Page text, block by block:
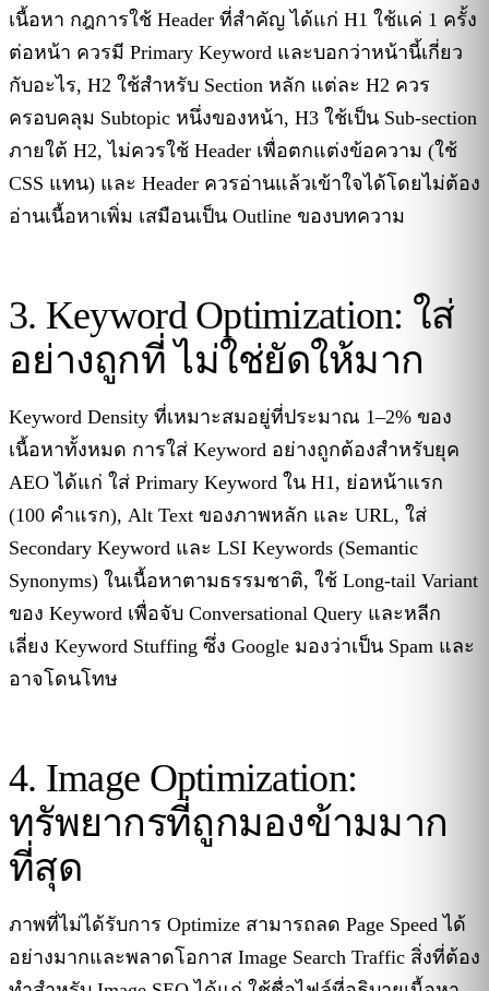
เนื้อหา กฎการใช้ Header ที่สำคัญ ได้แก่ H1 ใช้แค่ 1 ครั้ง
ต่อหน้า ควรมี Primary Keyword และบอกว่าหน้านี้เกี่ยว
กับอะไร, H2 ใช้สำหรับ Section หลัก แต่ละ H2 ควร
ครอบคลุม Subtopic หนึ่งของหน้า, H3 ใช้เป็น Sub-section
ภายใต้ H2, ไม่ควรใช้ Header เพื่อตกแต่งข้อความ (ใช้
CSS แทน) และ Header ควรอ่านแล้วเข้าใจได้โดยไม่ต้อง
อ่านเนื้อหาเพิ่ม เสมือนเป็น Outline ของบทความ
3. Keyword Optimization: ใส่
อย่างถูกที่ ไม่ใช่ยัดให้มาก
Keyword Density ที่เหมาะสมอยู่ที่ประมาณ 1–2% ของ
เนื้อหาทั้งหมด การใส่ Keyword อย่างถูกต้องสำหรับยุค
AEO ได้แก่ ใส่ Primary Keyword ใน H1, ย่อหน้าแรก
(100 คำแรก), Alt Text ของภาพหลัก และ URL, ใส่
Secondary Keyword และ LSI Keywords (Semantic
Synonyms) ในเนื้อหาตามธรรมชาติ, ใช้ Long-tail Variant
ของ Keyword เพื่อจับ Conversational Query และหลีก
เลี่ยง Keyword Stuffing ซึ่ง Google มองว่าเป็น Spam และ
อาจโดนโทษ
4. Image Optimization:
ทรัพยากรที่ถูกมองข้ามมาก
ที่สุด
ภาพที่ไม่ได้รับการ Optimize สามารถลด Page Speed ได้
อย่างมากและพลาดโอกาส Image Search Traffic สิ่งที่ต้อง